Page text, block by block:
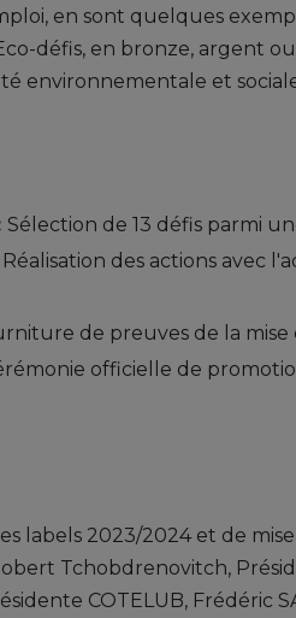
en sont quelques
défis, en bronze, argent
environnementale et
Sélection de 13 défis parmi
Réalisation des actions avec
de preuves de la mise
officielle de
labels 2023/2024 et de
Tchobdrenovitch,
COTELUB, Frédéric